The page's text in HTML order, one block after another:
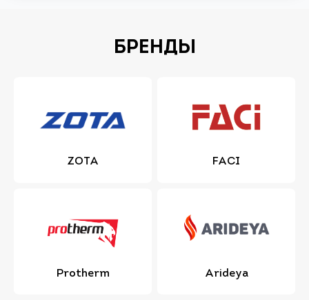
БРЕНДЫ
ZOTA FACI
Protherm Arideya